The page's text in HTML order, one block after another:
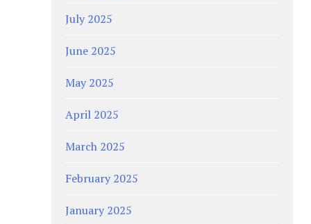
July 2025
June 2025
May 2025
April 2025
March 2025
February 2025
January 2025